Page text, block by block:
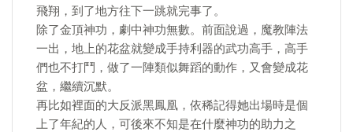
飛翔，到了地方往下一跳就完事了。
除了金頂神功，劇中神功無數。前面說過，魔教陣法
一出，地上的花盆就變成手持利器的武功高手，高手
們也不打鬥，做了一陣類似舞蹈的動作，又會變成花
盆，繼續沉默。
再比如裡面的大反派黑鳳凰，依稀記得她出場時是個
上了年紀的人，可後來不知是在什麼神功的助力之